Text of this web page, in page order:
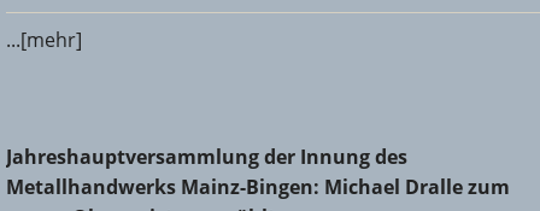
...[mehr]
Jahreshauptversammlung der Innung des
Metallhandwerks Mainz-Bingen: Michael Dralle zum neuen
Obermeister gewählt
Jahreshauptversammlung der Innung des
Metallhandwerks Mainz-Bingen: Michael Dralle zum